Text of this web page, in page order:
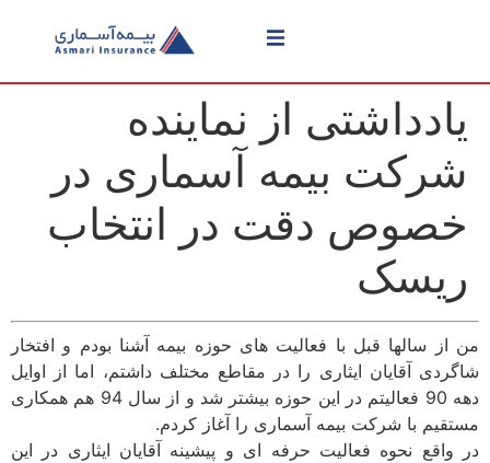
یادداشتی از نماینده
شرکت بیمه آسماری در
خصوص دقت در انتخاب
ریسک
من از سالها قبل با فعالیت های حوزه بیمه آشنا بودم و افتخار
شاگردی آقایان ایثاری را در مقاطع مختلف داشتم، اما از اوایل
دهه 90 فعالیتم در این حوزه بیشتر شد و از سال 94 هم همکاری
مستقیم با شرکت بیمه آسماری را آغاز کردم.
در واقع نحوه فعالیت حرفه ای و پیشینه آقایان ایثاری در این